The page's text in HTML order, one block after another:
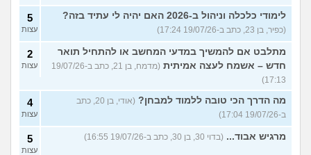
לימודי כלכלה וניהול ב-2026 האם יהיה לי עתיד בזה?
(כפיר, בן 23, כתב ב-19/07/26 17:24)
5
עצות
מתלבט אם להמשיך במדעי המחשב או להתחיל תואר
חדש – אשמח לעצה אמיתית
(מדמח, בן 21, כתב ב-19/07/26
17:13)
2
עצות
מה הדרך הכי טובה ללמוד למבחן?
(אודי, בן 20, כתב
ב-19/07/26 17:04)
4
עצות
מרגיש אבוד... (בדוי 30, בן 30, כתב ב-19/07/26 16:55) 5
עצות